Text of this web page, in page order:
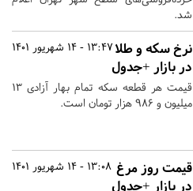
شد.
13:47 - 14 شهریور 1401 نرخ سکه و طلا
در بازار +جدول
قیمت هر قطعه سکه تمام بهار آزادی ۱۳
میلیون و ۹۸۶ هزار تومان است.
13:08 - 14 شهریور 1401 قیمت روز مرغ
در بازار +جدول